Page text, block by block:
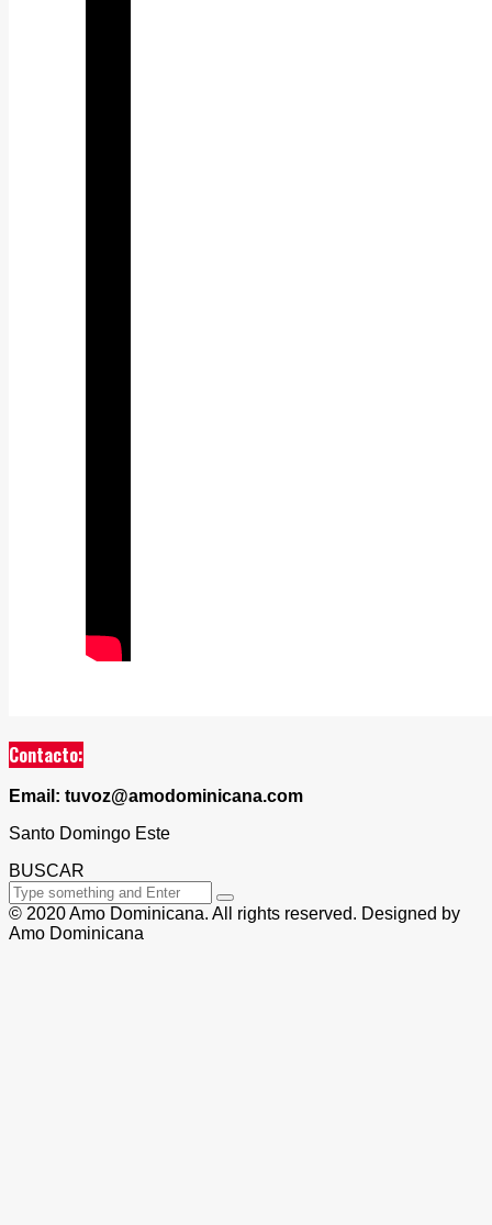
Contacto:
Email: tuvoz@amodominicana.com
Santo Domingo Este
BUSCAR
© 2020 Amo Dominicana. All rights reserved. Designed by
Amo Dominicana